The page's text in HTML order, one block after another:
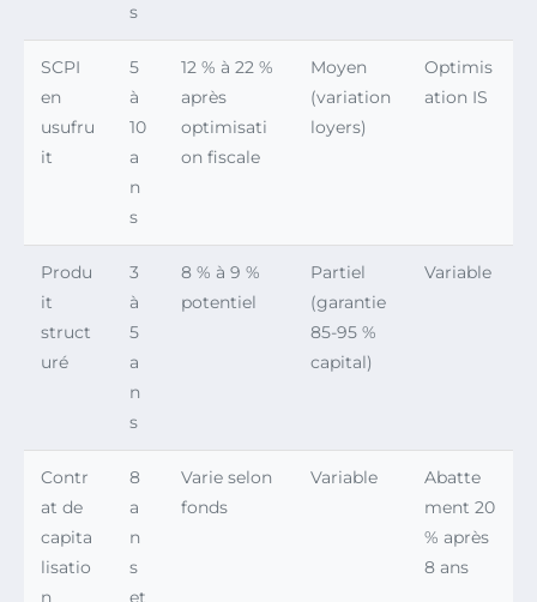
s
SCPI
en
usufru
it
5
à
10
a
n
s
12 % à 22 %
après
optimisati
on fiscale
Moyen
(variation
loyers)
Optimis
ation IS
Produ
it
struct
uré
3
à
5
a
n
s
8 % à 9 %
potentiel
Partiel
(garantie
85-95 %
capital)
Variable
Contr
at de
capita
lisatio
n
8
a
n
s
et
Varie selon
fonds
Variable
Abatte
ment 20
% après
8 ans